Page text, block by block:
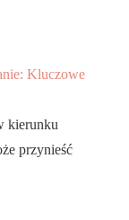
Kluczowe
kierunku
przynieść